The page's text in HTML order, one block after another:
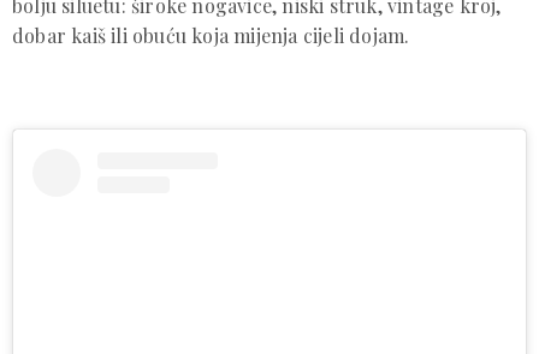
bolju siluetu: široke nogavice, niski struk, vintage kroj,
dobar kaiš ili obuću koja mijenja cijeli dojam.